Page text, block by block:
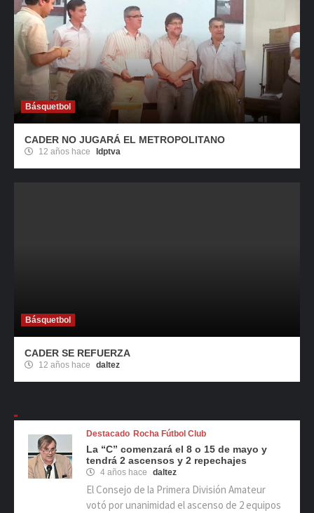
Básquetbol
CADER NO JUGARÁ EL METROPOLITANO
12 años hace ldptva
Básquetbol
CADER SE REFUERZA
12 años hace daltez
Destacado Rocha Fútbol Club
La “C” comenzará el 8 o 15 de mayo y
tendrá 2 ascensos y 2 repechajes
4 años hace daltez
El Consejo de la Primera División Amateur
votó por unanimidad el ascenso de 2 equipos